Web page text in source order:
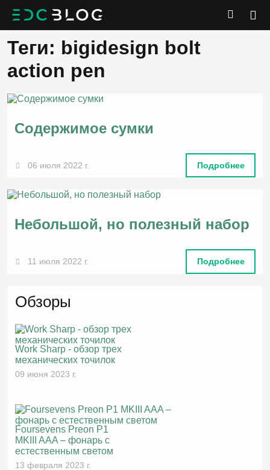
Теги: bigidesign bolt
action pen
Содержимое сумки
06 июля 2022 г. Подробнее
Небольшой, но полезный набор
11 июля 2022 г. Подробнее
Обзоры
Work Sharp - обзор трех
механических точилок
09 июня 2023 г.
Foursevens Preon P1
MKIII AAA – фонарь с
естественным светом
13 февраля 2023 г.